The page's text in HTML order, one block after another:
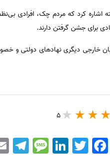
اشاره کرد که مردم چک، افرادی
برای جشن گرفتن دارند.
5
TelegramMessageLinkedIn TwitterFacebook